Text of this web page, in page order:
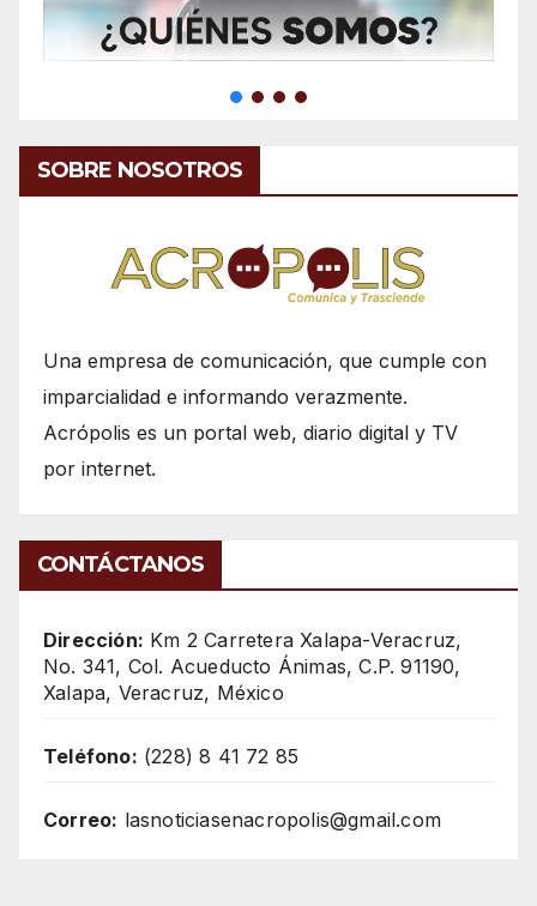
SOBRE NOSOTROS
Una empresa de comunicación, que cumple con
imparcialidad e informando verazmente.
Acrópolis es un portal web, diario digital y TV
por internet.
CONTÁCTANOS
Dirección: Km 2 Carretera Xalapa-Veracruz,
No. 341, Col. Acueducto Ánimas, C.P. 91190,
Xalapa, Veracruz, México
Teléfono: (228) 8 41 72 85
Correo: lasnoticiasenacropolis@gmail.com